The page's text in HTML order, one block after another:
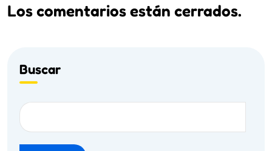
Los comentarios están cerrados.
Buscar